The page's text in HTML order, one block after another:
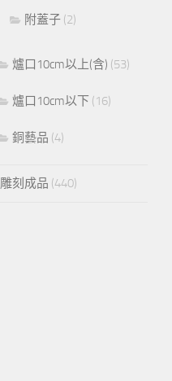
附蓋子 (2)
爐口10cm以上(含) (53)
爐口10cm以下 (16)
銅藝品 (4)
雕刻成品 (440)